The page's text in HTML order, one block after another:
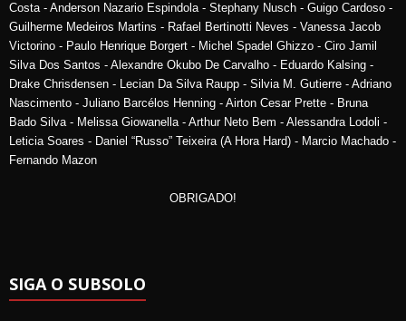
Costa - Anderson Nazario Espindola - Stephany Nusch - Guigo Cardoso -
Guilherme Medeiros Martins - Rafael Bertinotti Neves - Vanessa Jacob
Victorino - Paulo Henrique Borgert - Michel Spadel Ghizzo - Ciro Jamil
Silva Dos Santos - Alexandre Okubo De Carvalho - Eduardo Kalsing -
Drake Chrisdensen - Lecian Da Silva Raupp - Silvia M. Gutierre - Adriano
Nascimento - Juliano Barcélos Henning - Airton Cesar Prette - Bruna
Bado Silva - Melissa Giowanella - Arthur Neto Bem - Alessandra Lodoli -
Leticia Soares - Daniel “Russo” Teixeira (A Hora Hard) - Marcio Machado -
Fernando Mazon
OBRIGADO!
SIGA O SUBSOLO